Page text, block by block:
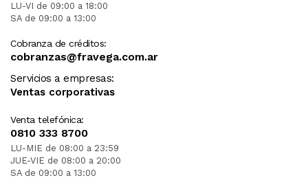
LU-VI de 09:00 a 18:00
SA de 09:00 a 13:00
Cobranza de créditos:
cobranzas@fravega.com.ar
Servicios a empresas:
Ventas corporativas
Venta telefónica:
0810 333 8700
LU-MIE de 08:00 a 23:59
JUE-VIE de 08:00 a 20:00
SA de 09:00 a 13:00